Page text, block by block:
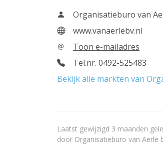
Organisatieburo van
www.vanaerlebv.nl
Toon e-mailadres
Tel.nr. 0492-525483
Bekijk alle markten van
Laatst gewijzigd 3 maanden
door Organisatieburo van Aerle